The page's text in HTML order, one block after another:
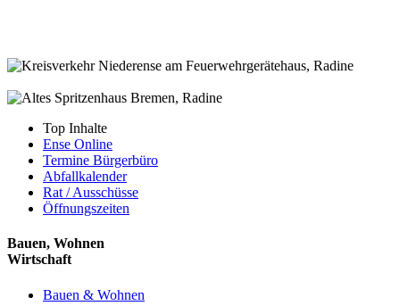
Top Inhalte
Ense Online
Termine Bürgerbüro
Abfallkalender
Rat / Ausschüsse
Öffnungszeiten
Bauen, Wohnen
Wirtschaft
Bauen & Wohnen